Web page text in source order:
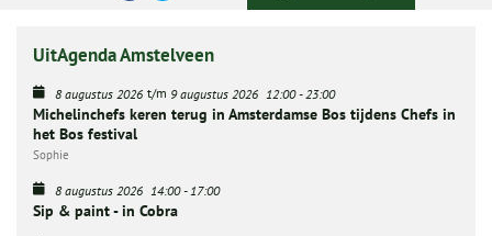
UitAgenda Amstelveen
8 augustus 2026 t/m 9 augustus 2026 12:00-23:00
Michelinchefs keren terug in Amsterdamse Bos tijdens Chefs in
het Bos festival
Sophie
8 augustus 2026 14:00-17:00
Sip & paint - in Cobra